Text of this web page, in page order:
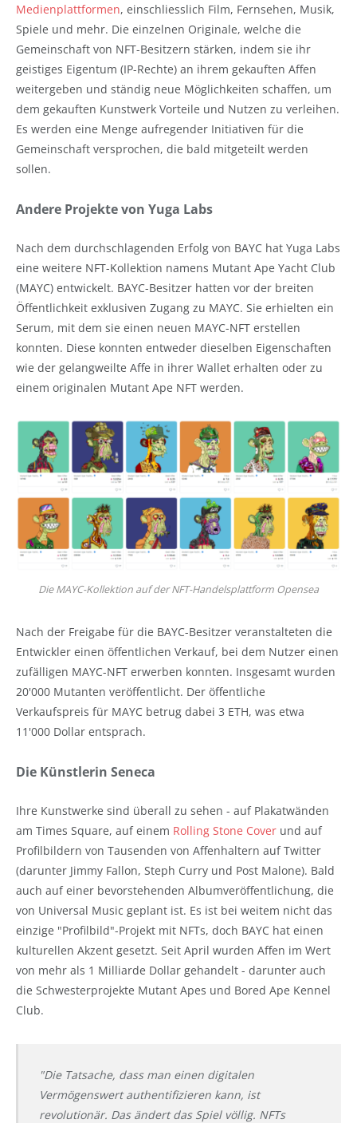
Medienplattformen, einschliesslich Film, Fernsehen, Musik,
Spiele und mehr. Die einzelnen Originale, welche die
Gemeinschaft von NFT-Besitzern stärken, indem sie ihr
geistiges Eigentum (IP-Rechte) an ihrem gekauften Affen
weitergeben und ständig neue Möglichkeiten schaffen, um
dem gekauften Kunstwerk Vorteile und Nutzen zu verleihen.
Es werden eine Menge aufregender Initiativen für die
Gemeinschaft versprochen, die bald mitgeteilt werden
sollen.
Andere Projekte von Yuga Labs
Nach dem durchschlagenden Erfolg von BAYC hat Yuga Labs
eine weitere NFT-Kollektion namens Mutant Ape Yacht Club
(MAYC) entwickelt. BAYC-Besitzer hatten vor der breiten
Öffentlichkeit exklusiven Zugang zu MAYC. Sie erhielten ein
Serum, mit dem sie einen neuen MAYC-NFT erstellen
konnten. Diese konnten entweder dieselben Eigenschaften
wie der gelangweilte Affe in ihrer Wallet erhalten oder zu
einem originalen Mutant Ape NFT werden.
Die MAYC-Kollektion auf der NFT-Handelsplattform Opensea
Nach der Freigabe für die BAYC-Besitzer veranstalteten die
Entwickler einen öffentlichen Verkauf, bei dem Nutzer einen
zufälligen MAYC-NFT erwerben konnten. Insgesamt wurden
20'000 Mutanten veröffentlicht. Der öffentliche
Verkaufspreis für MAYC betrug dabei 3 ETH, was etwa
11'000 Dollar entsprach.
Die Künstlerin Seneca
Ihre Kunstwerke sind überall zu sehen - auf Plakatwänden
am Times Square, auf einem Rolling Stone Cover und auf
Profilbildern von Tausenden von Affenhaltern auf Twitter
(darunter Jimmy Fallon, Steph Curry und Post Malone). Bald
auch auf einer bevorstehenden Albumveröffentlichung, die
von Universal Music geplant ist. Es ist bei weitem nicht das
einzige "Profilbild"-Projekt mit NFTs, doch BAYC hat einen
kulturellen Akzent gesetzt. Seit April wurden Affen im Wert
von mehr als 1 Milliarde Dollar gehandelt - darunter auch
die Schwesterprojekte Mutant Apes und Bored Ape Kennel
Club.
"Die Tatsache, dass man einen digitalen
Vermögenswert authentifizieren kann, ist
revolutionär. Das ändert das Spiel völlig. NFTs